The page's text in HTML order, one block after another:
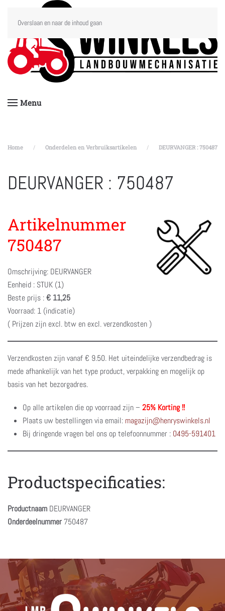
Overslaan en naar de inhoud gaan
Menu
Home Onderdelen en Verbruiksartikelen DEURVANGER : 750487
DEURVANGER : 750487
Artikelnummer
750487
Omschrijving: DEURVANGER
Eenheid : STUK (1)
Beste prijs :€ 11,25
Voorraad: 1 (indicatie)
( Prijzen zijn excl. btw en excl. verzendkosten )
Verzendkosten zijn vanaf € 9.50. Het uiteindelijke verzendbedrag is
mede afhankelijk van het type product, verpakking en mogelijk op
basis van het bezorgadres.
Op alle artikelen die op voorraad zijn – 25% Korting !!
Plaats uw bestellingen via email: magazijn@henryswinkels.nl
Bij dringende vragen bel ons op telefoonnummer : 0495-591401
Productspecificaties:
Productnaam DEURVANGER
Onderdeelnummer 750487